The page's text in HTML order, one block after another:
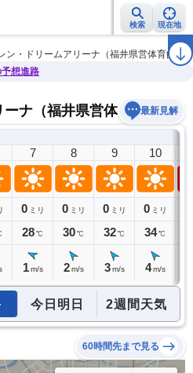
検索 現在地
情報 警報・注意報 2週間天気 ラ
ン・ドリームアリーナ（福井県営体育館）
想進路
ナ（福井県営体育館）の天
最新見解
7
0 ミリ
28℃
1 m/s
8
0 ミリ
30℃
2 m/s
9
0 ミリ
32℃
3 m/s
10
0 ミリ
34℃
4 m/s
今日明日 2週間天気
60時間先まで見る